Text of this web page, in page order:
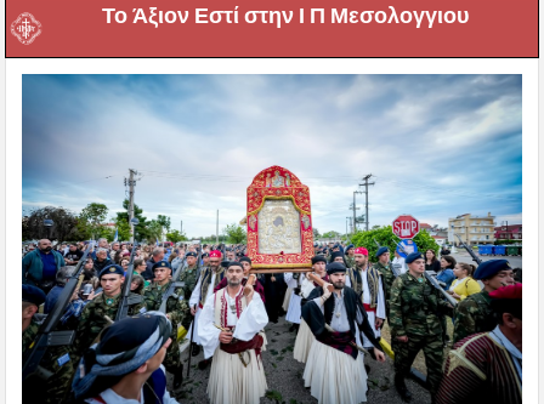
Το Άξιον Εστί στην Ι Π Μεσολογγιου